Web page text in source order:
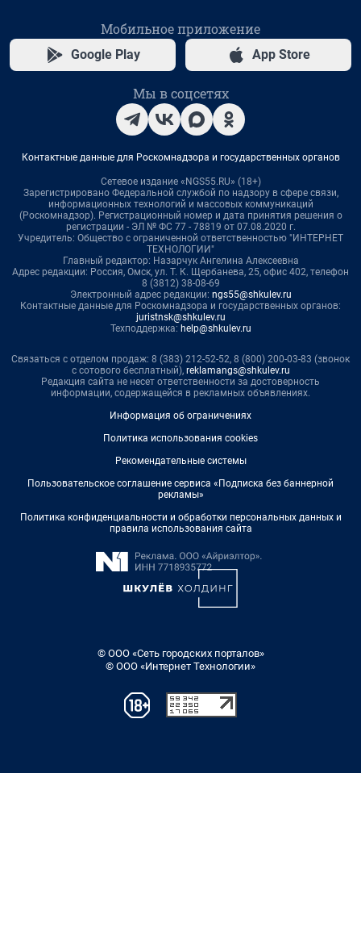
Мобильное приложение
Google Play App Store
Мы в соцсетях
Контактные данные для Роскомнадзора и государственных органов
Сетевое издание «NGS55.RU» (18+)
Зарегистрировано Федеральной службой по надзору в сфере связи,
информационных технологий и массовых коммуникаций
(Роскомнадзор). Регистрационный номер и дата принятия решения о
регистрации - ЭЛ № ФС 77 - 78819 от 07.08.2020 г.
Учредитель: Общество с ограниченной ответственностью "ИНТЕРНЕТ
ТЕХНОЛОГИИ"
Главный редактор: Назарчук Ангелина Алексеевна
Адрес редакции: Россия, Омск, ул. Т. К. Щербанева, 25, офис 402, телефон
8 (3812) 38-08-69
Электронный адрес редакции: ngs55@shkulev.ru
Контактные данные для Роскомнадзора и государственных органов:
juristnsk@shkulev.ru
Техподдержка: help@shkulev.ru
Связаться с отделом продаж: 8 (383) 212-52-52, 8 (800) 200-03-83 (звонок
с сотового бесплатный), reklamangs@shkulev.ru
Редакция сайта не несет ответственности за достоверность
информации, содержащейся в рекламных объявлениях.
Информация об ограничениях
Политика использования cookies
Рекомендательные системы
Пользовательское соглашение сервиса «Подписка без баннерной
рекламы»
Политика конфиденциальности и обработки персональных данных и
правила использования сайта
© ООО «Сеть городских порталов»
© ООО «Интернет Технологии»